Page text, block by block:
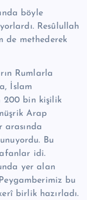
böyle
Re­sû­lul­lah
de methederek
Rumlarla
İslam
200 bin kişilik
Arap
arasında
Bu
idi.
yer alan
bu
birlik hazırladı.